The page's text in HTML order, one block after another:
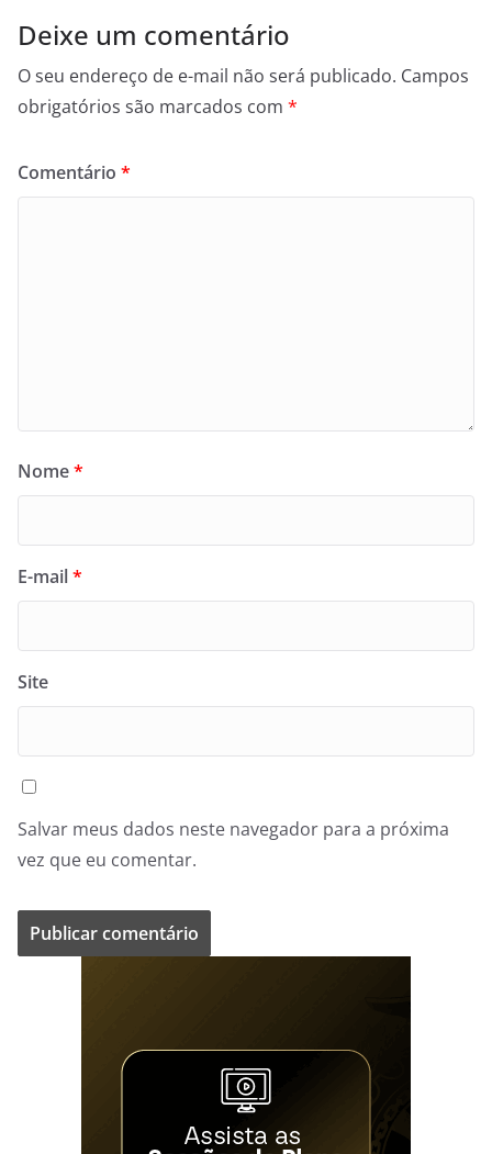
Deixe um comentário
O seu endereço de e-mail não será publicado. Campos
obrigatórios são marcados com *
Comentário *
Nome*
E-mail*
Site
Salvar meus dados neste navegador para a próxima
vez que eu comentar.